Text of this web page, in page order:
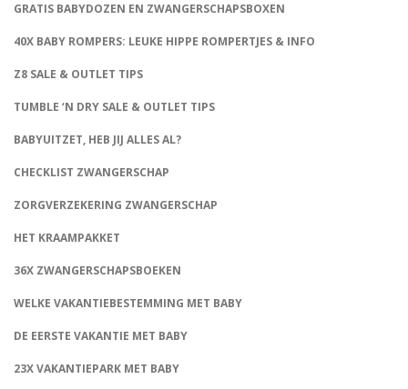
GRATIS BABYDOZEN EN ZWANGERSCHAPSBOXEN
40X BABY ROMPERS: LEUKE HIPPE ROMPERTJES & INFO
Z8 SALE & OUTLET TIPS
TUMBLE ‘N DRY SALE & OUTLET TIPS
BABYUITZET, HEB JIJ ALLES AL?
CHECKLIST ZWANGERSCHAP
ZORGVERZEKERING ZWANGERSCHAP
HET KRAAMPAKKET
36X ZWANGERSCHAPSBOEKEN
WELKE VAKANTIEBESTEMMING MET BABY
DE EERSTE VAKANTIE MET BABY
23X VAKANTIEPARK MET BABY